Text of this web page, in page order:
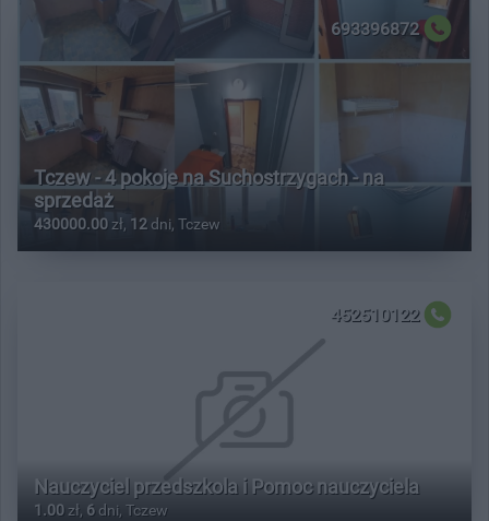
693396872
Tczew - 4 pokoje na Suchostrzygach - na
sprzedaż
430000.00 zł, 12 dni, Tczew
452510122
Nauczyciel przedszkola i Pomoc nauczyciela
1.00 zł, 6 dni, Tczew